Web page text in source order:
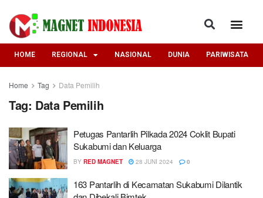
HOME REGIONAL NASIONAL DUNIA PARIWISATA
Home Tag Data Pemilih
Tag: Data Pemilih
Petugas Pantarlih Pilkada 2024 Coklit Bupati
Sukabumi dan Keluarga
BY RED MAGNET 28 JUNI 2024 0
163 Pantarlih di Kecamatan Sukabumi Dilantik